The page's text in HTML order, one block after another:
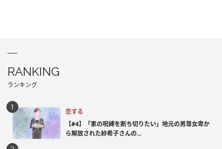
RANKING
ランキング
恋する
【#4】「家の呪縛を断ち切りたい」地元の男尊女卑か
ら解放された紗希子さんの...